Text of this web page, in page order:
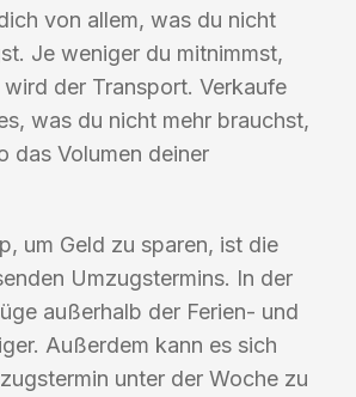
von allem, was du nicht
Je weniger du mitnimmst,
der Transport. Verkaufe
was du nicht mehr brauchst,
das Volumen deiner
um Geld zu sparen, ist die
Umzugstermins. In der
außerhalb der Ferien- und
Außerdem kann es sich
unter der Woche zu